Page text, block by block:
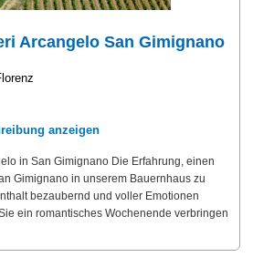
Arcangelo San Gimignano
anzeigen
in San Gimignano Die Erfahrung, einen
Gimignano in unserem Bauernhaus zu
bezaubernd und voller Emotionen
ein romantisches Wochenende verbringen